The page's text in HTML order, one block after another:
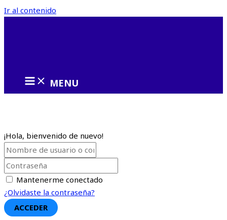
Ir al contenido
MENU
¡Hola, bienvenido de nuevo!
Mantenerme conectado
¿Olvidaste la contraseña?
ACCEDER